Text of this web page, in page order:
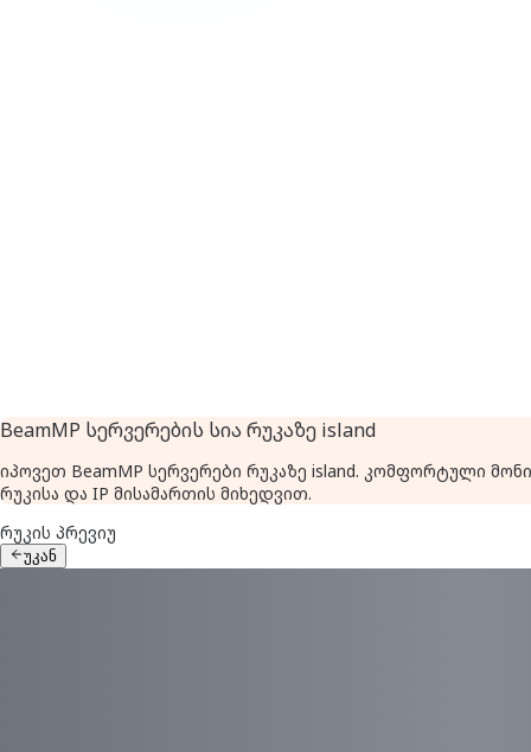
BeamMP სერვერების სია რუკაზე island
იპოვეთ BeamMP სერვერები რუკაზე island. კომფორტული
რუკისა და IP მისამართის მიხედვით.
რუკის პრევიუ
უკან